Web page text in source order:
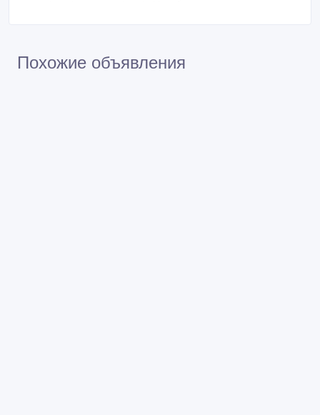
Похожие объявления